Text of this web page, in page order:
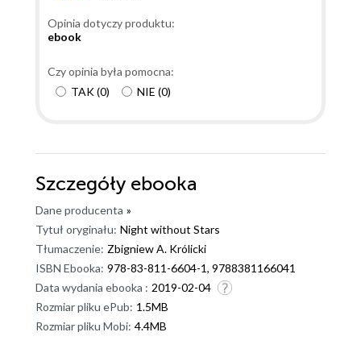
Opinia dotyczy produktu:
ebook
Czy opinia była pomocna:
TAK(0) NIE (0)
Szczegóły ebooka
Dane producenta »
Tytuł oryginału: Night without Stars
Tłumaczenie: Zbigniew A. Królicki
ISBN Ebooka: 978-83-811-6604-1, 9788381166041
Data wydania ebooka : 2019-02-04
Rozmiar pliku ePub: 1.5MB
Rozmiar pliku Mobi: 4.4MB